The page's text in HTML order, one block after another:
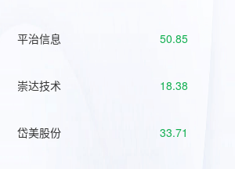
平治信息 50.85
崇达技术 18.38
岱美股份 33.71